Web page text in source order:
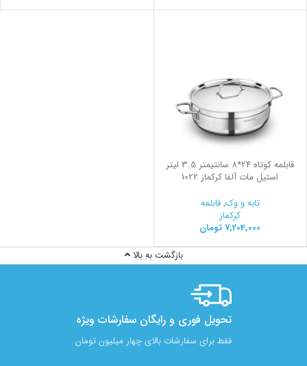
قابلمه کوتاه 24*8 سانتیمتر 3.5 لیتر
استیل مات آلفا کرکماز 1022
تابه و وک,قابلمه
کرکماز
7,204,000 تومان
بازگشت به بالا
تحویل فوری و رایگان سفارشات ویژه
فقط برای سفارشات بالای چهار میلیون تومان